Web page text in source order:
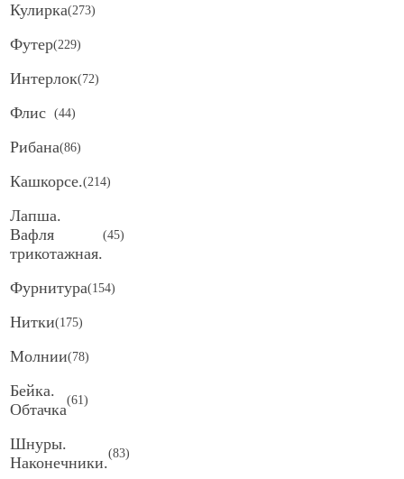
Кулирка(273)
Футер(229)
Интерлок(72)
Флис (44)
Рибана(86)
Кашкорсе.(214)
Лапша.
Вафля
трикотажная.
(45)
Фурнитура(154)
Нитки(175)
Молнии(78)
Бейка.
Обтачка
(61)
Шнуры.
Наконечники.
(83)